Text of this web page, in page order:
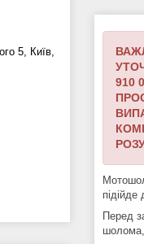
910
Перед
шолома,
5, Київ,